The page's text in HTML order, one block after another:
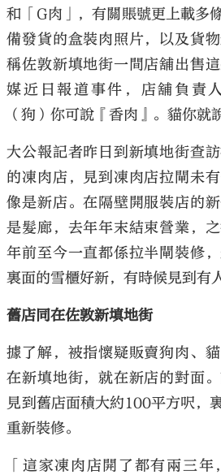
和「G肉」，有關賬號更上載多
備發貨的盒裝肉照片，以及貨
稱佐敦新填地街一間店舖出售
媒近日報道事件，店舖負責
（狗）你可說『香肉』。貓你就
大公報記者昨日到新填地街查
的凍肉店，見到凍肉店拉閘未
像是新店。在隔壁開服裝店的
是髮廊，去年年末結束營業，
年前至今一直都係拉半閘裝修
裏面的雪櫃好新，有時候見到有
舊店同在佐敦新填地街
據了解，被指懷疑販賣狗肉、
在新填地街，就在新店的對面。
見到舊店面積大約100平方呎，
重新裝修。
「這家凍肉店開了都有兩三